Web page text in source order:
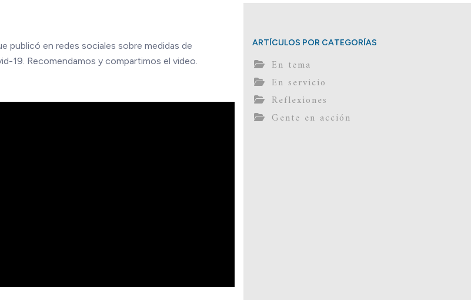
publicó en redes sociales sobre medidas de
19. Recomendamos y compartimos el video.
ARTÍCULOS POR CATEGORÍAS
En tema
En servicio
Reflexiones
Gente en acción